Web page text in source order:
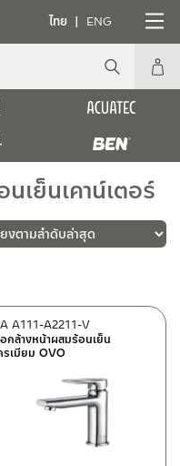
ไทย ENG
เย็นเคาน์เตอร์
กล้างหน้าผสมร้อนเย็น
รเมียม OVO
A111-A2211-V